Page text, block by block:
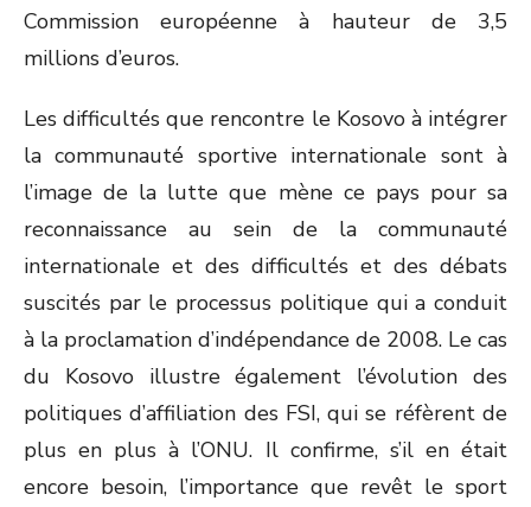
Commission européenne à hauteur de 3,5
millions d’euros.
Les difficultés que rencontre le Kosovo à intégrer
la communauté sportive internationale sont à
l’image de la lutte que mène ce pays pour sa
reconnaissance au sein de la communauté
internationale et des difficultés et des débats
suscités par le processus politique qui a conduit
à la proclamation d’indépendance de 2008. Le cas
du Kosovo illustre également l’évolution des
politiques d’affiliation des FSI, qui se réfèrent de
plus en plus à l’ONU. Il confirme, s’il en était
encore besoin, l’importance que revêt le sport